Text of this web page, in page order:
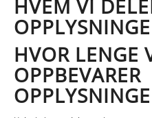
HVEM VI
HVOR LENGE
OPPBEVARER